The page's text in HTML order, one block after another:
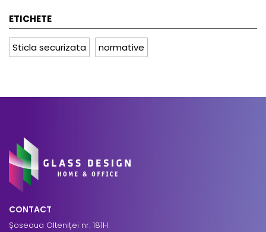
ETICHETE
Sticla securizata normative
CONTACT
Șoseaua Olteniței nr. 181H